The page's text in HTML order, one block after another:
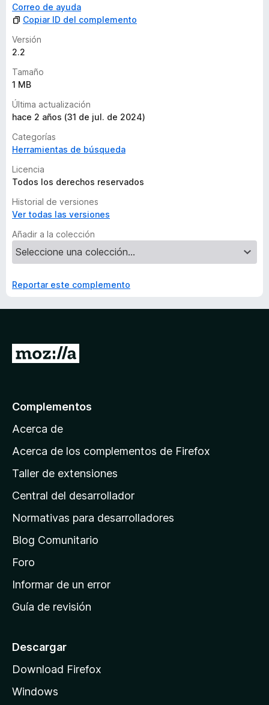
Correo de ayuda
Copiar ID del complemento
Versión
2.2
Tamaño
1 MB
Última actualización
hace 2 años (31 de jul. de 2024)
Categorías
Herramientas de búsqueda
Licencia
Todos los derechos reservados
Historial de versiones
Ver todas las versiones
Añadir a la colección
Reportar este complemento
p
á
n
a
e
i
n
c
o
e
M
Complementos
Acerca de
Acerca de los complementos de Firefox
Taller de extensiones
Central del desarrollador
Normativas para desarrolladores
Blog Comunitario
Foro
Informar de un error
Guía de revisión
Descargar
Download Firefox
Windows